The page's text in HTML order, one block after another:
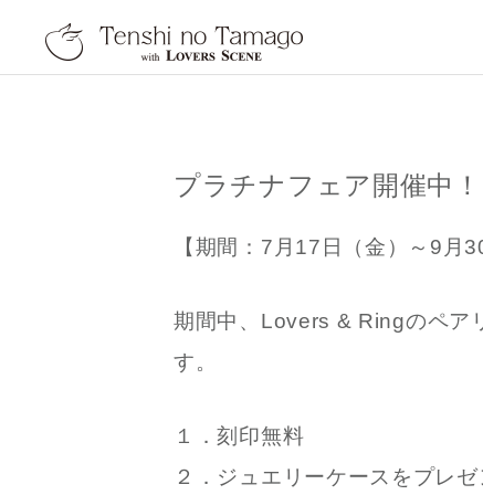
天使の卵 With LOVERS
プラチナフェア開催中！
【期間：7月17日（金）～9月
期間中、Lovers & Ringのペア
す。
１．刻印無料
２．ジュエリーケースをプレゼ